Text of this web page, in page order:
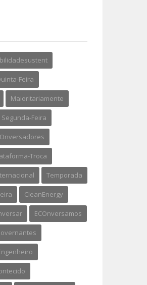
Feira
Maioritariamente
Segunda-Feira
Troca
Temporada
CleanEnergy
ECOnversamos